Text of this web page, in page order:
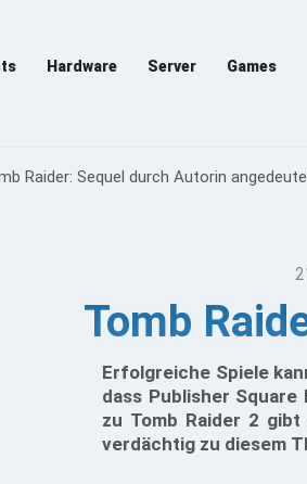
Hardware Server Games
Raider: Sequel durch Autorin
Tomb
Erfolgreiche Spiele
dass Publisher
zu Tomb Raider 2
verdächtig zu diesem